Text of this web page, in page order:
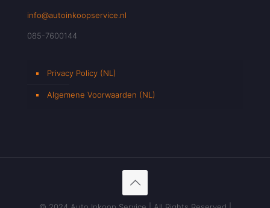
info@autoinkoopservice.nl
085-7600144
Privacy Policy (NL)
Algemene Voorwaarden (NL)